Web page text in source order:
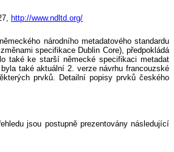
http://www.ndltd.org/
národního metadatového standardu
specifikace Dublin Core), předpokládá
také ke starší německé specifikaci metadat
také aktuální 2. verze návrhu francouzské
prvků. Detailní popisy prvků českého
jsou postupně prezentovány následující